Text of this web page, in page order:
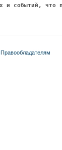
и событий, что
Правообладателям